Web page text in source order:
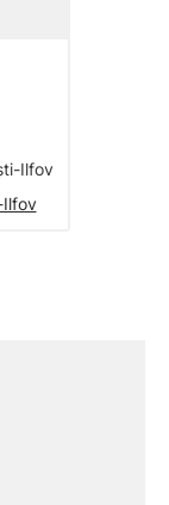
Ilfov
Ilfov